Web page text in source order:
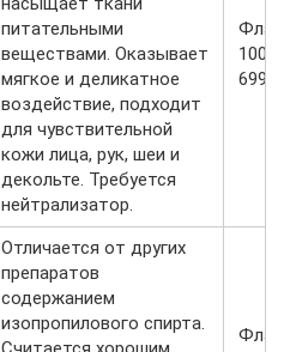
питательными
веществами. Оказывает
мягкое и деликатное
воздействие, подходит
для чувствительной
кожи лица, рук, шеи и
декольте. Требуется
нейтрализатор.
100
6998
Отличается от других
препаратов
содержанием
изопропилового спирта.